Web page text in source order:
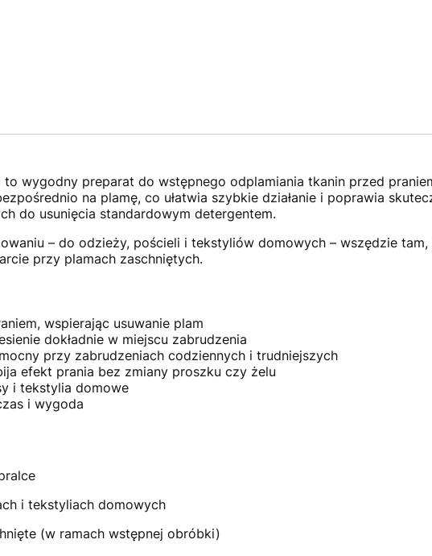
to wygodny preparat do wstępnego odplamiania tkanin przed
na plamę, co ułatwia szybkie działanie i poprawia
do usunięcia standardowym detergentem.
– do odzieży, pościeli i tekstyliów domowych – wszędzie
przy plamach zaschniętych.
wspierając usuwanie plam
dokładnie w miejscu zabrudzenia
przy zabrudzeniach codziennych i trudniejszych
efekt prania bez zmiany proszku czy żelu
i tekstylia domowe
i wygoda
i tekstyliach domowych
(w ramach wstępnej obróbki)